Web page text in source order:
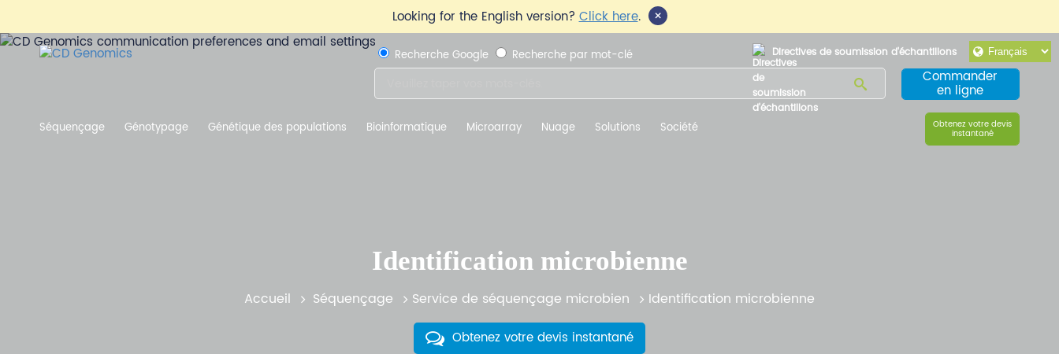
Looking for the English version?Click here. ×
Directives de soumission d'échantillons
Recherche Google Recherche par mot-clé
Commander
en ligne
Séquençage Génotypage Génétique des populations Bioinformatique Microarray Nuage Solutions Société Obtenez votre devis
instantané
Identification microbienne
Accueil Séquençage Service de séquençage microbien Identification microbienne
Obtenez votre devis instantané